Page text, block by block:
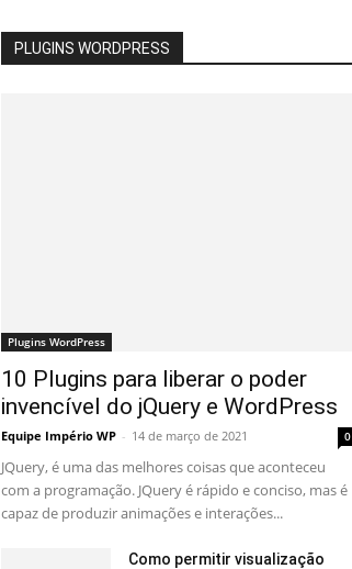
PLUGINS WORDPRESS
Plugins WordPress
10 Plugins para liberar o poder
invencível do jQuery e WordPress
Equipe Império WP - 14 de março de 2021 0
JQuery, é uma das melhores coisas que aconteceu
com a programação. JQuery é rápido e conciso, mas é
capaz de produzir animações e interações...
Como permitir visualização